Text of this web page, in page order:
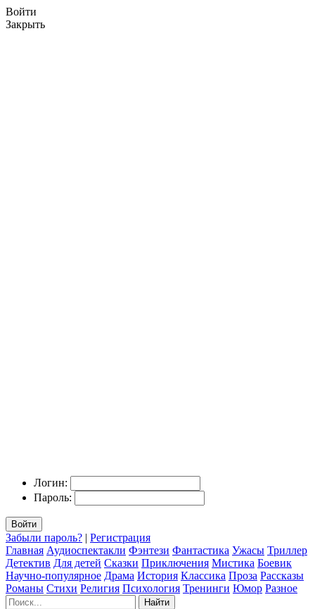
Войти
Закрыть
Логин:
Пароль:
Войти
Забыли пароль? | Регистрация
Главная Аудиоспектакли Фэнтези Фантастика Ужасы Триллер
Детектив Для детей Сказки Приключения Мистика Боевик
Научно-популярное Драма История Классика Проза Рассказы
Романы Стихи Религия Психология Тренинги Юмор Разное
Найти